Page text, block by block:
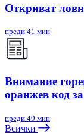
Откриват
преди 41 мин
Внимание
оранжев код
преди 49 мин
Всички